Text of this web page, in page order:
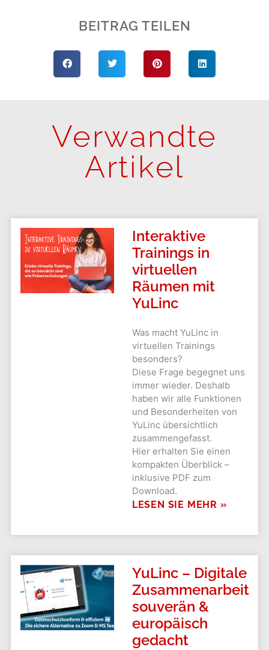
BEITRAG TEILEN
Verwandte
Artikel
Interaktive
Trainings in
virtuellen
Räumen mit
YuLinc
Was macht YuLinc in
virtuellen Trainings
besonders?
Diese Frage begegnet uns
immer wieder. Deshalb
haben wir alle Funktionen
und Besonderheiten von
YuLinc übersichtlich
zusammengefasst.
Hier erhalten Sie einen
kompakten Überblick –
inklusive PDF zum
Download.
LESEN SIE MEHR »
YuLinc – Digitale
Zusammenarbeit
souverän &
europäisch
gedacht